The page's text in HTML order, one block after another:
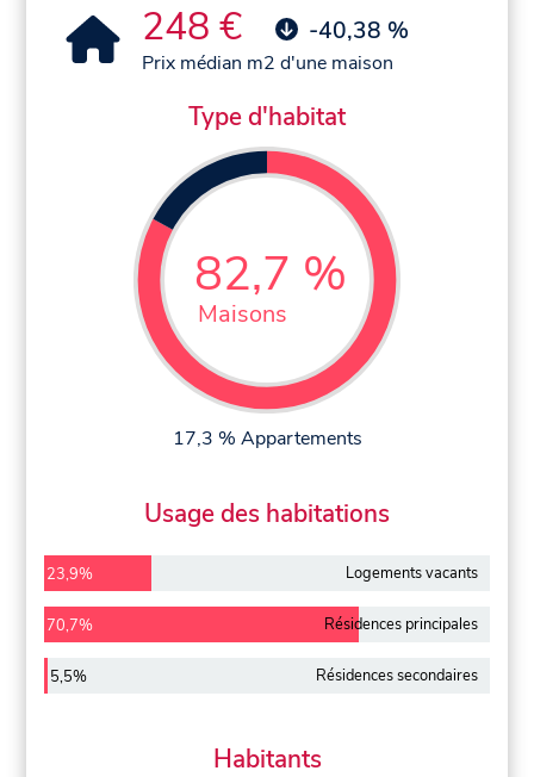
248 € -40,38 %
Prix médian m2 d'une maison
Type d'habitat
82,7 %
Maisons
17,3 % Appartements
Usage des habitations
23,9% Logements vacants
70,7% Résidences principales
5,5% Résidences secondaires
Habitants